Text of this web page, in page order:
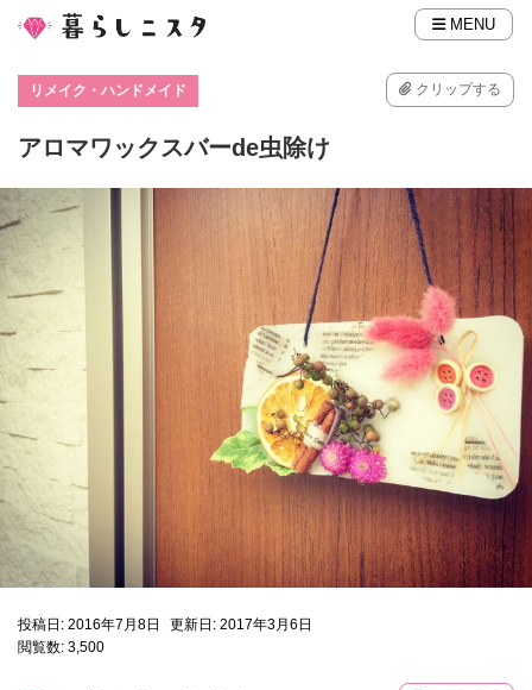
MENU
リメイク・ハンドメイド クリップする
アロマワックスバーde虫除け
投稿日: 2016年7月8日
更新日: 2017年3月6日
閲覧数: 3,500